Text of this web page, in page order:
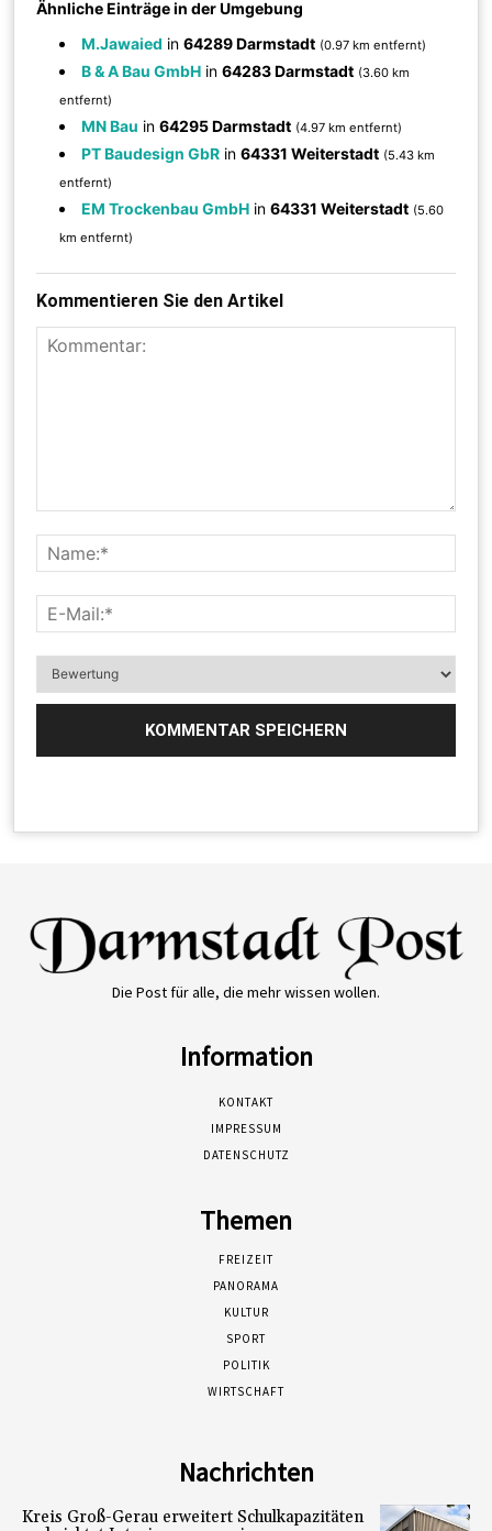
Ähnliche Einträge in der Umgebung
M.Jawaied in64289 Darmstadt (0.97 km entfernt)
B & A Bau GmbH in64283 Darmstadt (3.60 km
entfernt)
MN Bau in64295 Darmstadt (4.97 km entfernt)
PT Baudesign GbR in64331 Weiterstadt (5.43 km
entfernt)
EM Trockenbau GmbH in64331 Weiterstadt (5.60
km entfernt)
Kommentieren Sie den Artikel
Die Post für alle, die mehr wissen wollen.
Information
KONTAKT
IMPRESSUM
DATENSCHUTZ
Themen
FREIZEIT
PANORAMA
KULTUR
SPORT
POLITIK
WIRTSCHAFT
Nachrichten
Kreis Groß-Gerau erweitert Schulkapazitäten